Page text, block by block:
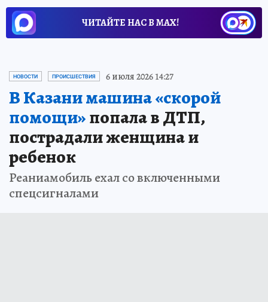
ЧИТАЙТЕ НАС В МАХ!
НОВОСТИ ПРОИСШЕСТВИЯ 6 июля 2026 14:27
В Казани машина «скорой
помощи»попала в ДТП,
пострадали женщина и
ребенок
Реаниамобиль ехал со включенными
спецсигналами